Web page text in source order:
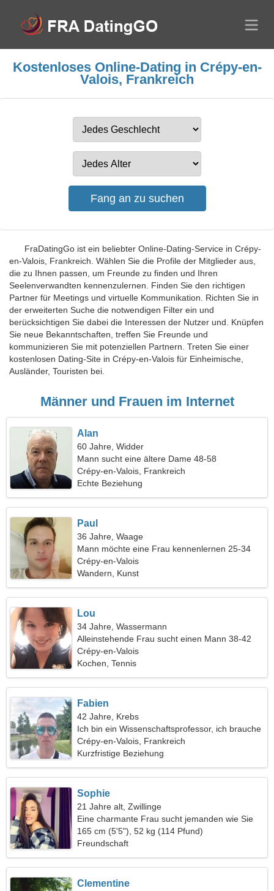
Kostenloses Online-Dating in Crépy-en-
Valois, Frankreich
FraDatingGo ist ein beliebter Online-Dating-Service in Crépy-
en-Valois, Frankreich. Wählen Sie die Profile der Mitglieder aus,
die zu Ihnen passen, um Freunde zu finden und Ihren
Seelenverwandten kennenzulernen. Finden Sie den richtigen
Partner für Meetings und virtuelle Kommunikation. Richten Sie in
der erweiterten Suche die notwendigen Filter ein und
berücksichtigen Sie dabei die Interessen der Nutzer und. Knüpfen
Sie neue Bekanntschaften, treffen Sie Freunde und
kommunizieren Sie mit potenziellen Partnern. Treten Sie einer
kostenlosen Dating-Site in Crépy-en-Valois für Einheimische,
Ausländer, Touristen bei.
Männer und Frauen im Internet
Alan
60 Jahre, Widder
Mann sucht eine ältere Dame 48-58
Crépy-en-Valois, Frankreich
Echte Beziehung
Paul
36 Jahre, Waage
Mann möchte eine Frau kennenlernen 25-34
Crépy-en-Valois
Wandern, Kunst
Lou
34 Jahre, Wassermann
Alleinstehende Frau sucht einen Mann 38-42
Crépy-en-Valois
Kochen, Tennis
Fabien
42 Jahre, Krebs
Ich bin ein Wissenschaftsprofessor, ich brauche
eine coole Frau
Crépy-en-Valois, Frankreich
Kurzfristige Beziehung
Sophie
21 Jahre alt, Zwillinge
Eine charmante Frau sucht jemanden wie Sie
165 cm (5'5"), 52 kg (114 Pfund)
Freundschaft
Clementine